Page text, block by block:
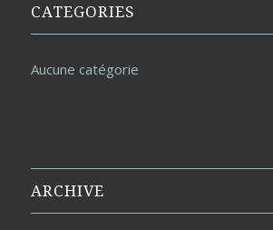
CATEGORIES
Aucune catégorie
ARCHIVE